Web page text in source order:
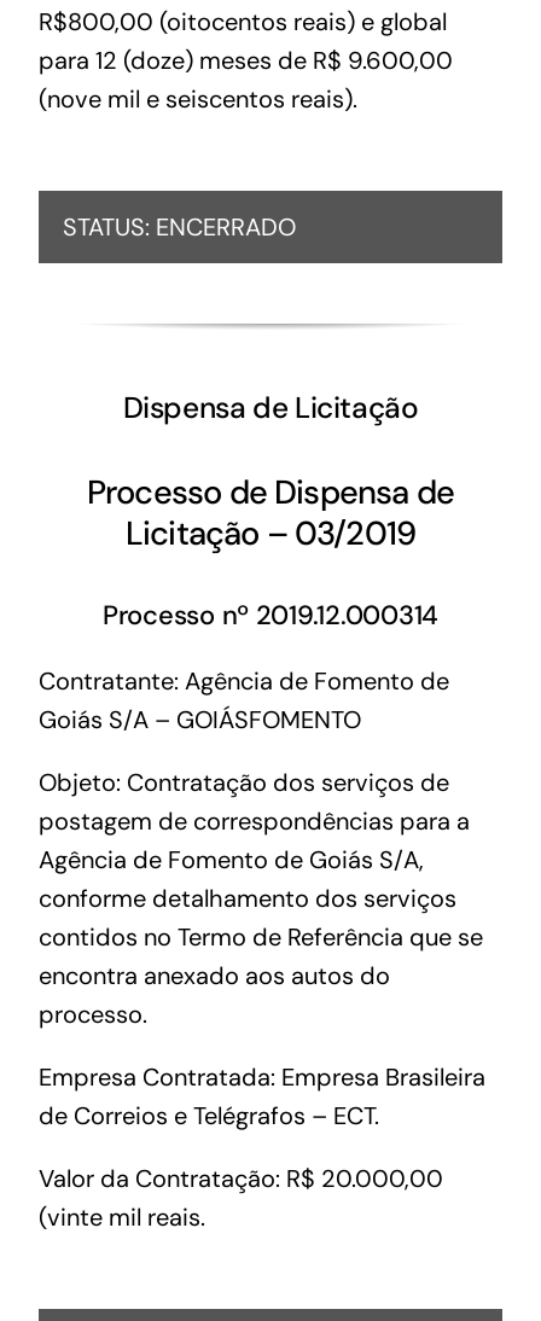
R$800,00 (oitocentos reais) e global
para 12 (doze) meses de R$ 9.600,00
(nove mil e seiscentos reais).
STATUS: ENCERRADO
Dispensa de Licitação
Processo de Dispensa de
Licitação – 03/2019
Processo nº 2019.12.000314
Contratante: Agência de Fomento de
Goiás S/A – GOIÁSFOMENTO
Objeto: Contratação dos serviços de
postagem de correspondências para a
Agência de Fomento de Goiás S/A,
conforme detalhamento dos serviços
contidos no Termo de Referência que se
encontra anexado aos autos do
processo.
Empresa Contratada: Empresa Brasileira
de Correios e Telégrafos – ECT.
Valor da Contratação: R$ 20.000,00
(vinte mil reais.